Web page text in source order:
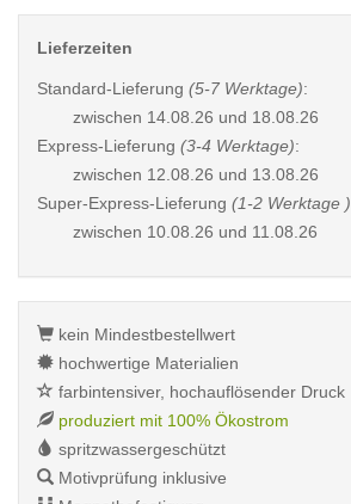
Lieferzeiten
Standard-Lieferung (5-7 Werktage):
zwischen 14.08.26 und 18.08.26
Express-Lieferung (3-4 Werktage):
zwischen 12.08.26 und 13.08.26
Super-Express-Lieferung (1-2 Werktage )
zwischen 10.08.26 und 11.08.26
kein Mindestbestellwert
hochwertige Materialien
farbintensiver, hochauflösender Druck
produziert mit 100% Ökostrom
spritzwassergeschützt
Motivprüfung inklusive